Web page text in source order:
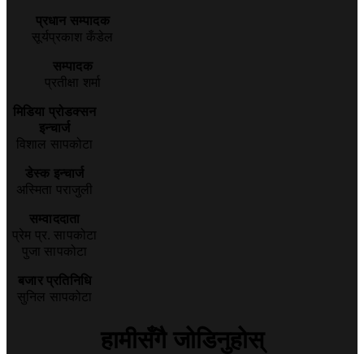
प्रधान सम्पादक
सूर्यप्रकाश कँडेल
सम्पादक
प्रतीक्षा शर्मा
मिडिया प्रोडक्सन
इन्चार्ज
विशाल सापकोटा
डेस्क इन्चार्ज
अस्मिता पराजुली
सम्वाददाता
प्रेम प्र. सापकोटा
पुजा सापकोटा
बजार प्रतिनिधि
सुनिल सापकोटा
हामीसँगै जोडिनुहोस्